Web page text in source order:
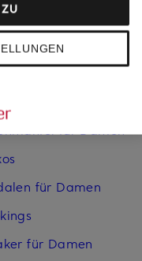
für Herren
für Herren
für Damen
für Damen